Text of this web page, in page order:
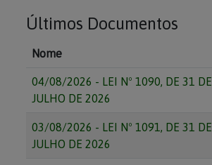
Últimos Documentos
Nome
04/08/2026 - LEI Nº 1090, DE 31 DE
JULHO DE 2026
03/08/2026 - LEI Nº 1091, DE 31 DE
JULHO DE 2026